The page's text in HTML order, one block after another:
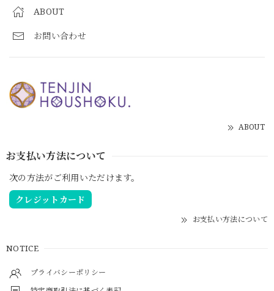
ABOUT
お問い合わせ
ABOUT
お支払い方法について
次の方法がご利用いただけます。
クレジットカード
お支払い方法について
NOTICE
プライバシーポリシー